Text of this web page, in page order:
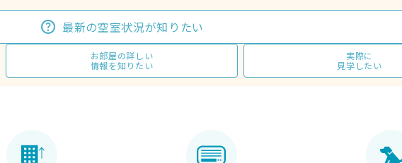
最新の空室状況が知りたい
お部屋の詳しい
情報を知りたい
実際に
見学したい